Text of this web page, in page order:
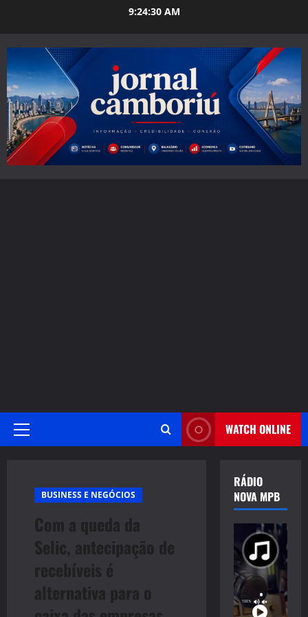
9:24:32 AM
Primary
WATCH ONLINE
BUSINESS E NEGÓCIOS
Com a queda da
Selic, antecipação de
recebíveis é
alternativa para o
RÁDIO
NOVA MPB